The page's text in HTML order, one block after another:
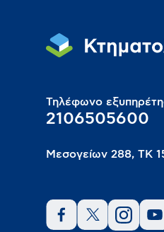
Τηλέφωνο
2106505600
Μεσογείων 288, ΤΚ